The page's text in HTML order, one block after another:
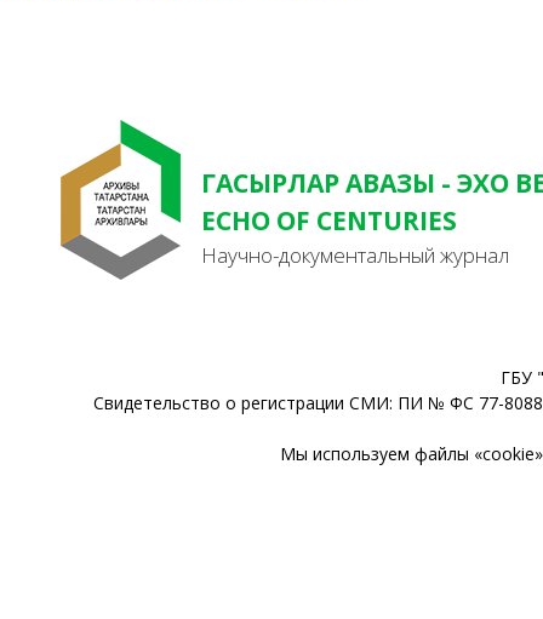
ГАСЫРЛАР АВАЗЫ - ЭХО
ECHO OF CENTURIES
Научно-документальный журнал
ГБУ
Свидетельство о регистрации СМИ: ПИ № ФС 77-
Мы используем файлы «cookie»